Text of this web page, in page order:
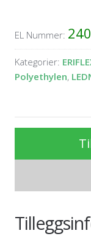
EL Nummer:
Kategorier:
Polyethylen,